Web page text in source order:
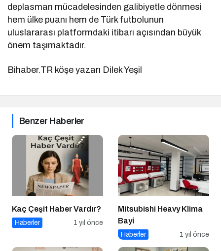
deplasman mücadelesinden galibiyetle dönmesi
hem ülke puanı hem de Türk futbolunun
uluslararası platformdaki itibarı açısından büyük
önem taşımaktadır.
Bihaber.TR köşe yazarı Dilek Yeşil
Benzer Haberler
Kaç Çeşit Haber Vardır?
Haberler 1 yıl önce
Mitsubishi Heavy Klima
Bayi
Haberler 1 yıl önce